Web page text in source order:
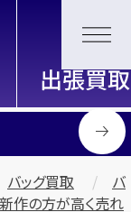
取専門店「買取大
バッグ買取
バ
作の方が高く売れ